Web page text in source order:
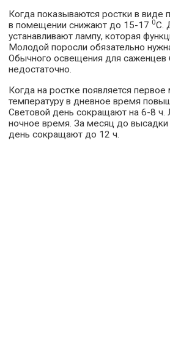
Когда показываются ростки в виде
в помещении снижают до 15-17 0С.
устанавливают лампу, которая
Молодой поросли обязательно
Обычного освещения для саженцев
недостаточно.
Когда на ростке появляется
температуру в дневное время
Световой день сокращают на 6-8 ч.
ночное время. За месяц до высадки
день сокращают до 12 ч.